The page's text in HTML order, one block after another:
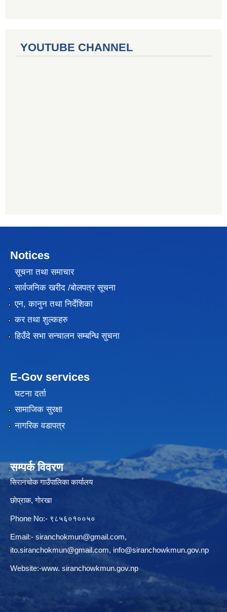
YOUTUBE CHANNEL
Notices
सूचना तथा समाचार
सार्वजनिक खरीद /बोलपत्र सूचना
एन, कानुन तथा निर्देशिका
कर तथा शुल्कहरु
हिउँदे सभा सन्चालन सम्बन्धि सुचना
E-Gov services
घटना दर्ता
सामाजिक सुरक्षा
नागरिक वडापत्र
सम्पर्क विवरण
सिरानचोक गाउँपालिका कार्यालय
छाेप्राक, गाेरखा
Phone No:- ९८५६०१००५०
Email:- siranchokmun@gmail.com,
ito.siranchokmun@gmail.com, info@siranchowkmun.gov.np
Website:-www. siranchowkmun.gov.np